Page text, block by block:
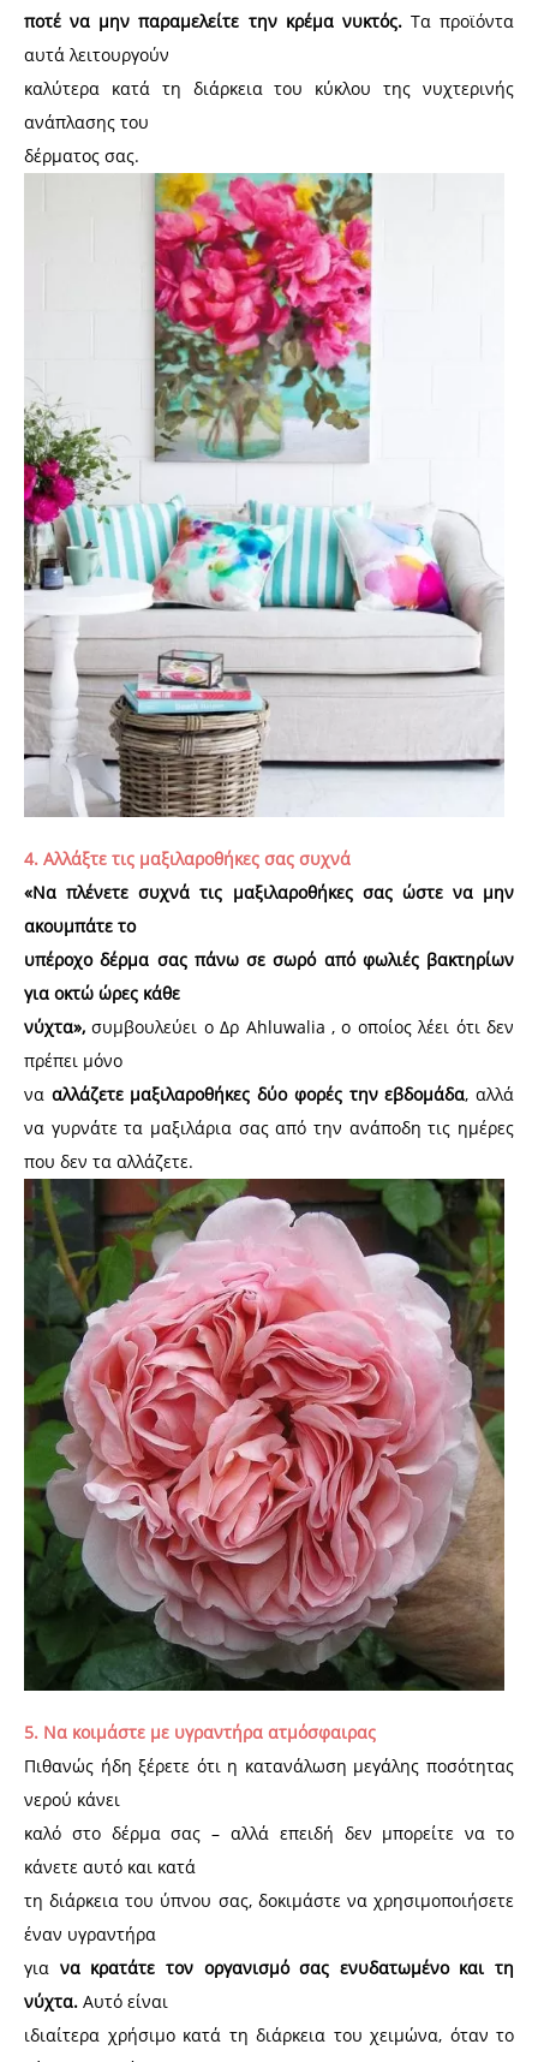
ποτέ να μην παραμελείτε την κρέμα νυκτός.Τα προϊόντα
αυτά λειτουργούν
καλύτερα κατά τη διάρκεια του κύκλου της νυχτερινής
ανάπλασης του
δέρματος σας.
4. Αλλάξτε τις μαξιλαροθήκες σας συχνά
«Να πλένετε συχνά τις μαξιλαροθήκες σας ώστε να μην
ακουμπάτε το
υπέροχο δέρμα σας πάνω σε σωρό από φωλιές βακτηρίων
για οκτώ ώρες κάθε
νύχτα», συμβουλεύει ο Δρ Ahluwalia , ο οποίος λέει ότι δεν
πρέπει μόνο
να αλλάζετε μαξιλαροθήκες δύο φορές την εβδομάδα, αλλά
να γυρνάτε τα μαξιλάρια σας από την ανάποδη τις ημέρες
που δεν τα αλλάζετε.
5. Να κοιμάστε με υγραντήρα ατμόσφαιρας
Πιθανώς ήδη ξέρετε ότι η κατανάλωση μεγάλης ποσότητας
νερού κάνει
καλό στο δέρμα σας – αλλά επειδή δεν μπορείτε να το
κάνετε αυτό και κατά
τη διάρκεια του ύπνου σας, δοκιμάστε να χρησιμοποιήσετε
έναν υγραντήρα
για να κρατάτε τον οργανισμό σας ενυδατωμένο και τη
νύχτα. Αυτό είναι
ιδιαίτερα χρήσιμο κατά τη διάρκεια του χειμώνα, όταν το